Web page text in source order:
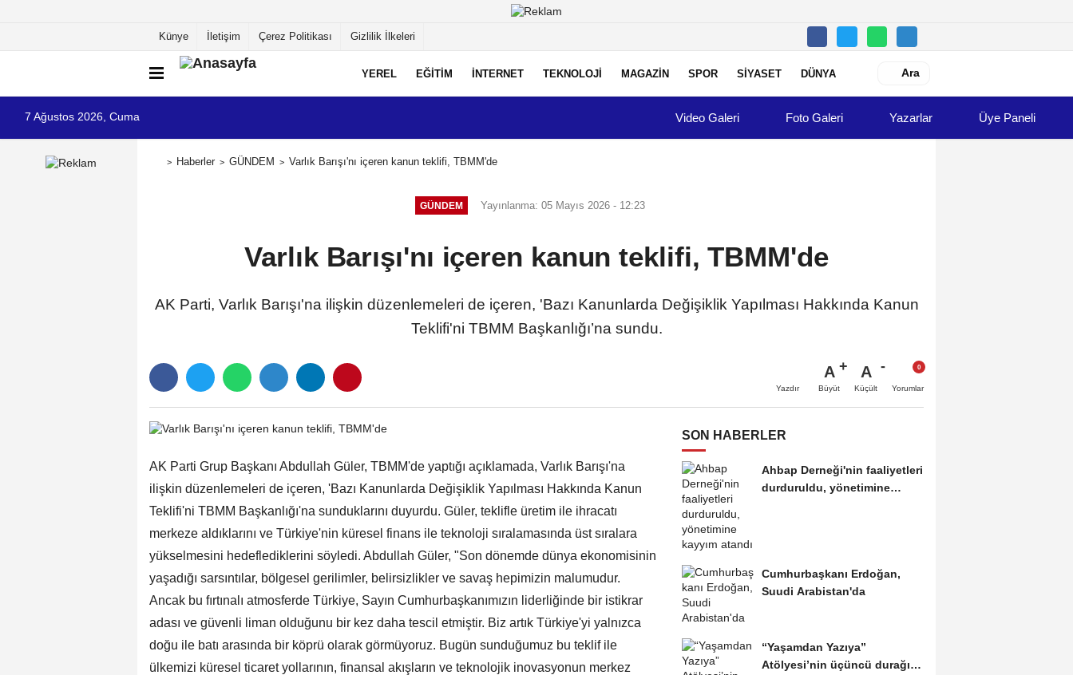
Künye İletişim Çerez Politikası Gizlilik İlkeleri
YEREL EĞİTİM İNTERNET TEKNOLOJİ MAGAZİN SPOR SİYASET DÜNYA Ara
7 Ağustos 2026, Cuma Video Galeri Foto Galeri Yazarlar Üye Paneli
Haberler GÜNDEM Varlık Barışı'nı içeren kanun teklifi, TBMM'de
GÜNDEM Yayınlanma: 05 Mayıs 2026 - 12:23
Varlık Barışı'nı içeren kanun teklifi, TBMM'de
AK Parti, Varlık Barışı'na ilişkin düzenlemeleri de içeren, 'Bazı Kanunlarda Değişiklik Yapılması Hakkında Kanun
Teklifi'ni TBMM Başkanlığı’na sundu.
Yazdır
A
Büyüt
A
Küçült Yorumlar
AK Parti Grup Başkanı Abdullah Güler, TBMM'de yaptığı açıklamada, Varlık Barışı'na
ilişkin düzenlemeleri de içeren, 'Bazı Kanunlarda Değişiklik Yapılması Hakkında Kanun
Teklifi'ni TBMM Başkanlığı'na sunduklarını duyurdu. Güler, teklifle üretim ile ihracatı
merkeze aldıklarını ve Türkiye'nin küresel finans ile teknoloji sıralamasında üst sıralara
yükselmesini hedeflediklerini söyledi. Abdullah Güler, "Son dönemde dünya ekonomisinin
yaşadığı sarsıntılar, bölgesel gerilimler, belirsizlikler ve savaş hepimizin malumudur.
Ancak bu fırtınalı atmosferde Türkiye, Sayın Cumhurbaşkanımızın liderliğinde bir istikrar
adası ve güvenli liman olduğunu bir kez daha tescil etmiştir. Biz artık Türkiye'yi yalnızca
doğu ile batı arasında bir köprü olarak görmüyoruz. Bugün sunduğumuz bu teklif ile
ülkemizi küresel ticaret yollarının, finansal akışların ve teknolojik inovasyonun merkez
SON HABERLER
Ahbap Derneği'nin faaliyetleri
durduruldu, yönetimine
Cumhurbaşkanı Erdoğan,
Suudi Arabistan'da
“Yaşamdan Yazıya”
Atölyesi’nin üçüncü durağı;